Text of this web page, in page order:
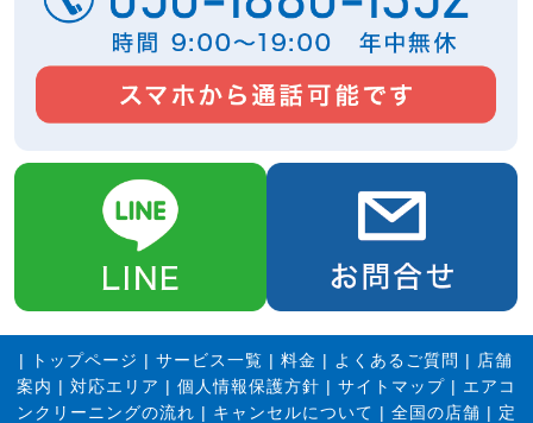
| トップページ | サービス一覧 | 料金 | よくあるご質問 | 店舗
案内 | 対応エリア | 個人情報保護方針 | サイトマップ| エアコ
ンクリーニングの流れ | キャンセルについて | 全国の店舗 | 定